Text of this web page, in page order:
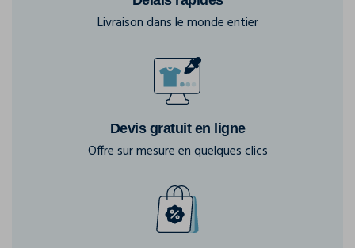
Livraison dans le monde entier
Devis gratuit en ligne
Offre sur mesure en quelques clics